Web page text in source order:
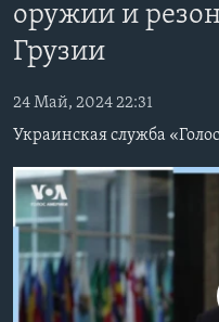
поискДИСКУССИЯ VOA
ДЕТАЛИ
НЬЮ-ЙОРК NEW YORK
АМЕРИКА. БОЛЬШОЕ
АРТЕФАКТЫ
АМЕРИКАНСКИЕ
ТЕСТЫ
ЗА СВОБОДУ ПРЕССЫ
УЧИМ АНГЛИЙСКИЙ
ВИДЕО
ПОДПИСКА НА
Learning English
СОЦИАЛЬНЫЕ СЕТИ
оружии и
Грузии
24 Май, 2024 22:31
Украинская служба
No media